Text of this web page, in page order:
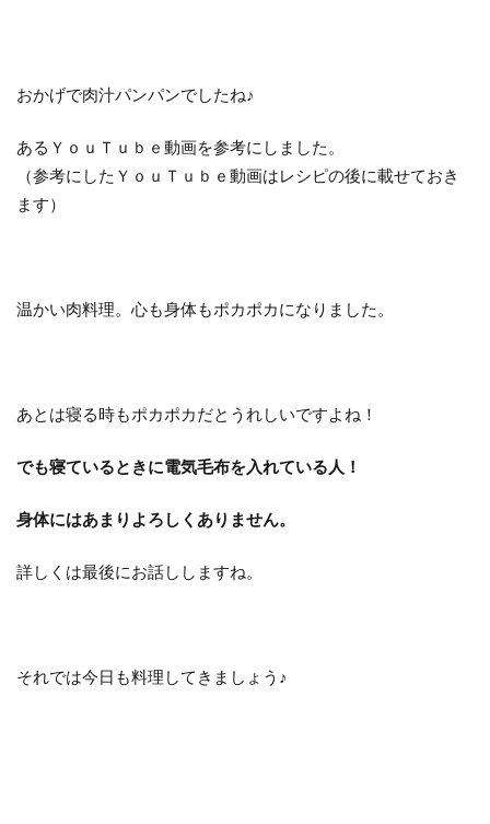
おかげで肉汁パンパンでしたね♪
あるＹｏｕＴｕｂｅ動画を参考にしました。
（参考にしたＹｏｕＴｕｂｅ動画はレシピの後に載せておき
ます）
温かい肉料理。心も身体もポカポカになりました。
あとは寝る時もポカポカだとうれしいですよね！
でも寝ているときに電気毛布を入れている人！
身体にはあまりよろしくありません。
詳しくは最後にお話ししますね。
それでは今日も料理してきましょう♪